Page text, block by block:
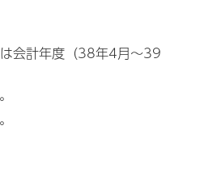
会計年度（38年4月～39